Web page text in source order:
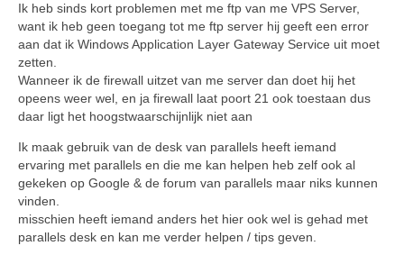
Ik heb sinds kort problemen met me ftp van me VPS Server,
want ik heb geen toegang tot me ftp server hij geeft een error
aan dat ik Windows Application Layer Gateway Service uit moet
zetten.
Wanneer ik de firewall uitzet van me server dan doet hij het
opeens weer wel, en ja firewall laat poort 21 ook toestaan dus
daar ligt het hoogstwaarschijnlijk niet aan
Ik maak gebruik van de desk van parallels heeft iemand
ervaring met parallels en die me kan helpen heb zelf ook al
gekeken op Google & de forum van parallels maar niks kunnen
vinden.
misschien heeft iemand anders het hier ook wel is gehad met
parallels desk en kan me verder helpen / tips geven.